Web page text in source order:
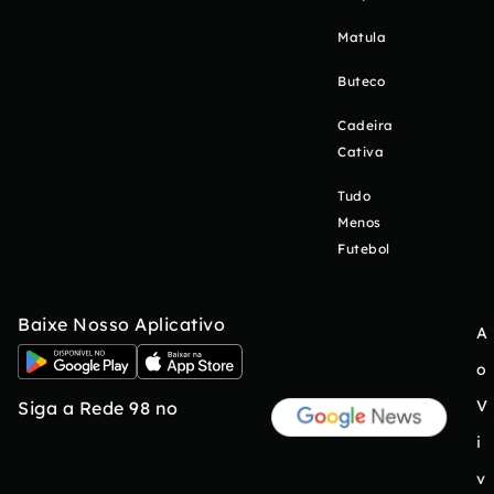
Matula
Buteco
Cadeira
Cativa
Tudo
Menos
Futebol
Baixe Nosso Aplicativo
Siga a Rede 98 no
A
o
V
i
v